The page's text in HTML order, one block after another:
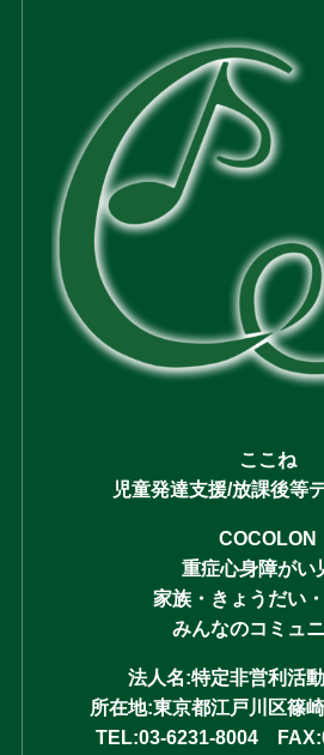
ここね
児童発達支援/放課後等
COCOLON
重症心身障がい
家族・きょうだい
みんなのコミュ
法人名:特定非営利活
所在地:東京都江戸川区篠
TEL:03-6231-8004